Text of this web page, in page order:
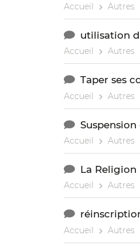
Accueil Autres
utilisation
Accueil Autres
Taper ses
Accueil Autres
Accueil Autres
La Religion
Accueil Autres
Accueil Autres